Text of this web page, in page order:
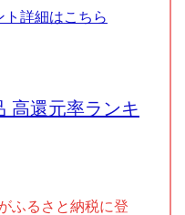
詳細はこちら
高還元率ランキ
ふるさと納税に登